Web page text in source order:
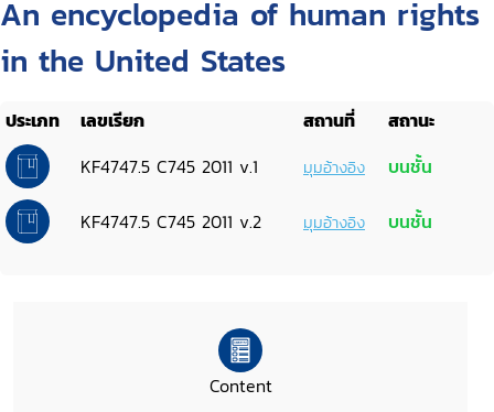
An encyclopedia of human rights
in the United States
ประเภท เลขเรียก สถานที่
สถานะ
KF4747.5 C745 2011 v.1
มุมอ้างอิง บนชั้น
KF4747.5 C745 2011 v.2 มุมอ้างอิง บนชั้น
Content